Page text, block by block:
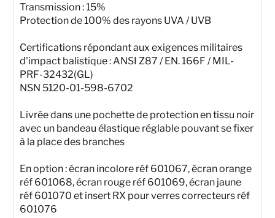
Transmission : 15%
Protection de 100% des rayons UVA / UVB
Certifications répondant aux exigences militaires
d'impact balistique : ANSI Z87 / EN. 166F / MIL-
PRF-32432(GL)
NSN 5120-01-598-6702
Livrée dans une pochette de protection en tissu noir
avec un bandeau élastique réglable pouvant se fixer
à la place des branches
En option : écran incolore réf 601067, écran orange
réf 601068, écran rouge réf 601069, écran jaune
réf 601070 et insert RX pour verres correcteurs réf
601076